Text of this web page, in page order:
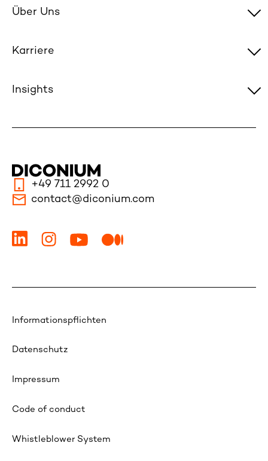
Über Uns
Karriere
Insights
+49 711 2992 0
contact@diconium.com
Informationspflichten
Datenschutz
Impressum
Code of conduct
Whistleblower System